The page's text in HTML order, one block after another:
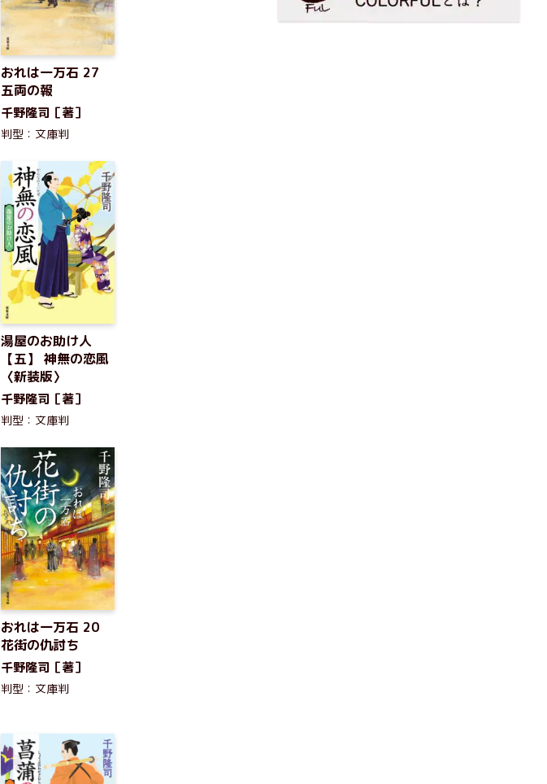
おれは一万石 27
五両の報
千野隆司［著］
判型：文庫判
湯屋のお助け人
【五】 神無の恋風
〈新装版〉
千野隆司［著］
判型：文庫判
おれは一万石 20
花街の仇討ち
千野隆司［著］
判型：文庫判